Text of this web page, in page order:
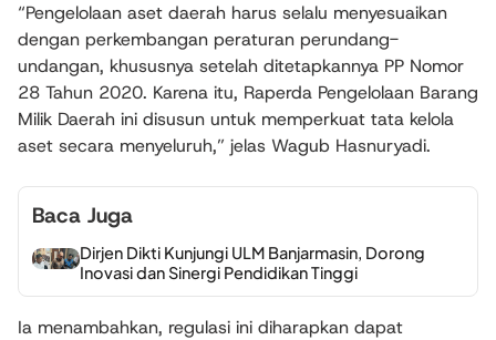
“Pengelolaan aset daerah harus selalu menyesuaikan
dengan perkembangan peraturan perundang-
undangan, khususnya setelah ditetapkannya PP Nomor
28 Tahun 2020. Karena itu, Raperda Pengelolaan Barang
Milik Daerah ini disusun untuk memperkuat tata kelola
aset secara menyeluruh,” jelas Wagub Hasnuryadi.
Baca Juga
Dirjen Dikti Kunjungi ULM Banjarmasin, Dorong
Inovasi dan Sinergi Pendidikan Tinggi
Ia menambahkan, regulasi ini diharapkan dapat